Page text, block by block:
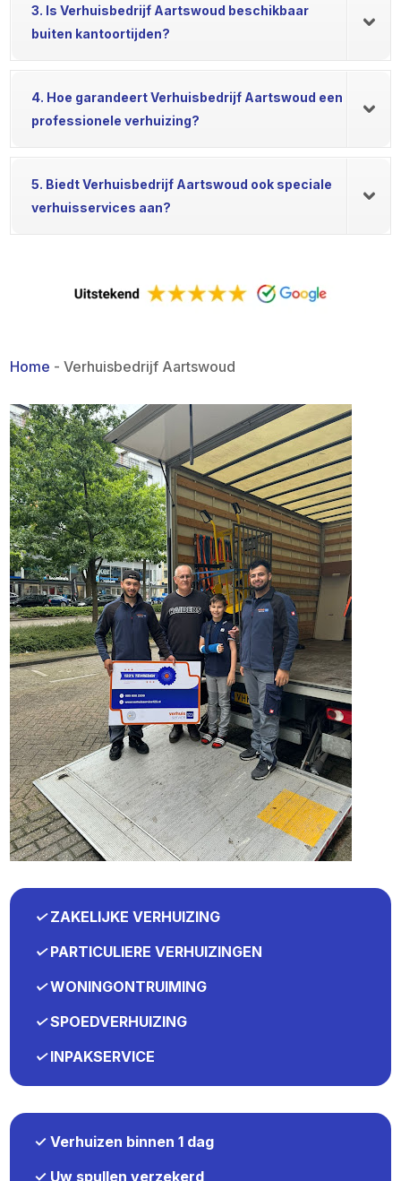
3. Is Verhuisbedrijf Aartswoud beschikbaar
buiten kantoortijden?
4. Hoe garandeert Verhuisbedrijf Aartswoud een
professionele verhuizing?
5. Biedt Verhuisbedrijf Aartswoud ook speciale
verhuisservices aan?
Home -Verhuisbedrijf Aartswoud
✓ZAKELIJKE VERHUIZING
✓PARTICULIERE VERHUIZINGEN
✓WONINGONTRUIMING
✓SPOEDVERHUIZING
✓INPAKSERVICE
✓ Verhuizen binnen 1 dag
✓ Uw spullen verzekerd